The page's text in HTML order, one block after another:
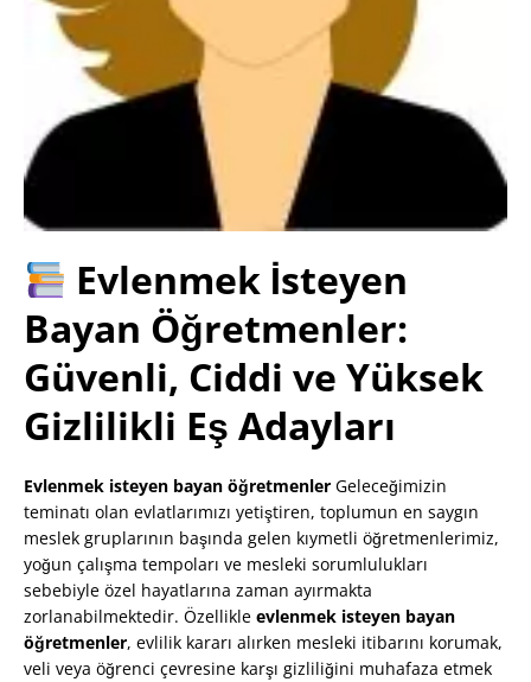
Evlenmek İsteyen
Bayan Öğretmenler:
Güvenli, Ciddi ve Yüksek
Gizlilikli Eş Adayları
Evlenmek isteyen bayan öğretmenler Geleceğimizin
teminatı olan evlatlarımızı yetiştiren, toplumun en saygın
meslek gruplarının başında gelen kıymetli öğretmenlerimiz,
yoğun çalışma tempoları ve mesleki sorumlulukları
sebebiyle özel hayatlarına zaman ayırmakta
zorlanabilmektedir. Özellikle evlenmek isteyen bayan
öğretmenler, evlilik kararı alırken mesleki itibarını korumak,
veli veya öğrenci çevresine karşı gizliliğini muhafaza etmek